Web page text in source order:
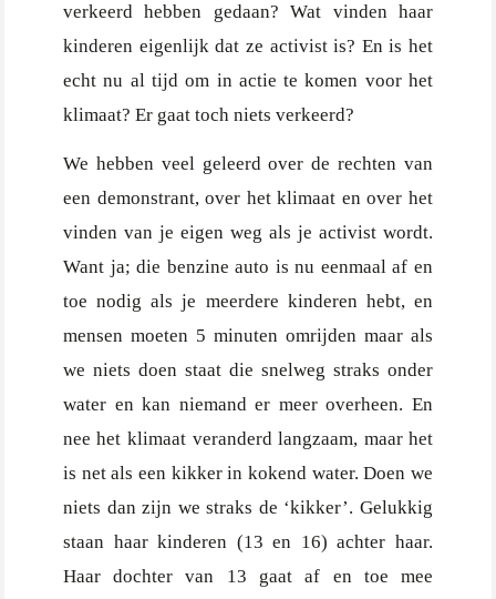
verkeerd hebben gedaan? Wat vinden haar
kinderen eigenlijk dat ze activist is? En is het
echt nu al tijd om in actie te komen voor het
klimaat? Er gaat toch niets verkeerd?
We hebben veel geleerd over de rechten van
een demonstrant, over het klimaat en over het
vinden van je eigen weg als je activist wordt.
Want ja; die benzine auto is nu eenmaal af en
toe nodig als je meerdere kinderen hebt, en
mensen moeten 5 minuten omrijden maar als
we niets doen staat die snelweg straks onder
water en kan niemand er meer overheen. En
nee het klimaat veranderd langzaam, maar het
is net als een kikker in kokend water. Doen we
niets dan zijn we straks de ‘kikker’. Gelukkig
staan haar kinderen (13 en 16) achter haar.
Haar dochter van 13 gaat af en toe mee